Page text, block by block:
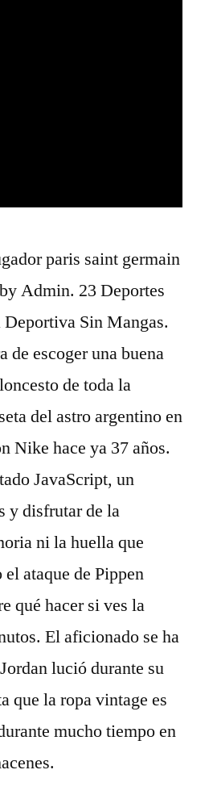
paris saint germain
Admin. 23 Deportes
Sin Mangas.
de escoger una buena
de toda la
del astro argentino en
Nike hace ya 37 años.
JavaScript, un
y disfrutar de la
ni la huella que
ataque de Pippen
qué hacer si ves la
El aficionado se ha
lució durante su
que la ropa vintage es
mucho tiempo en